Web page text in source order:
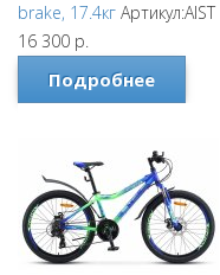
brake, 17.4кг
16 300 р.
Подробнее